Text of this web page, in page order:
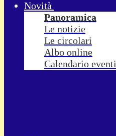
Novità
Panoramica
Le notizie
Le circolari
Albo online
Calendario eventi